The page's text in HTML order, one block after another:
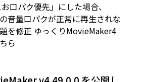
口パク優先」にした場合、
音量口パクが正常に再生されな
を修正 ゆっくりMovieMaker4
ら